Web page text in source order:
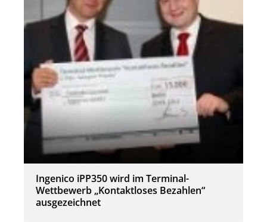
Ingenico iPP350 wird im Terminal-
Wettbewerb „Kontaktloses Bezahlen“
ausgezeichnet